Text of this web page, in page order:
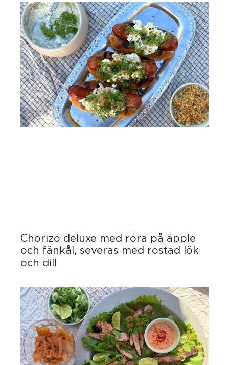
Chorizo deluxe med röra på äpple
och fänkål, severas med rostad lök
och dill